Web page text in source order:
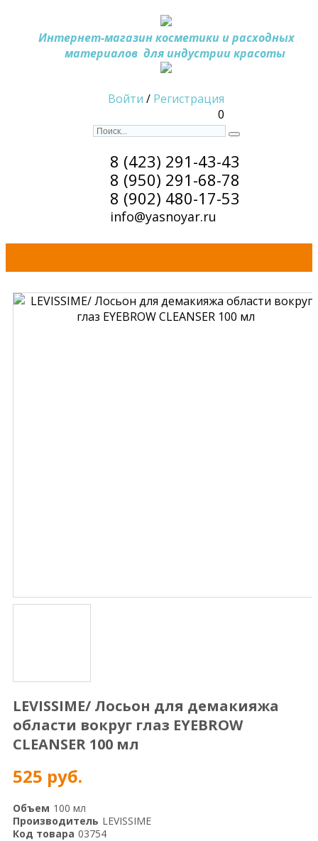
Интернет-магазин косметики и расходных
материалов для индустрии красоты
Войти / Регистрация
0
8 (423) 291-43-43
8 (950) 291-68-78
8 (902) 480-17-53
info@yasnoyar.ru
LEVISSIME/ Лосьон для демакияжа
области вокруг глаз EYEBROW
CLEANSER 100 мл
525 руб.
Объем 100 мл
Производитель LEVISSIME
Код товара 03754